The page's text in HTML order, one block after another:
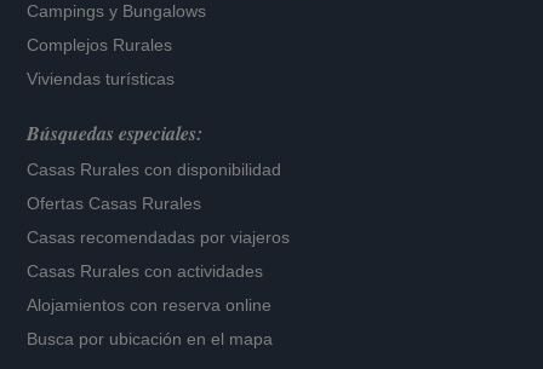
Campings y Bungalows
Complejos Rurales
Viviendas turísticas
Búsquedas especiales:
Casas Rurales con disponibilidad
Ofertas Casas Rurales
Casas recomendadas por viajeros
Casas Rurales con actividades
Alojamientos con reserva online
Busca por ubicación en el mapa